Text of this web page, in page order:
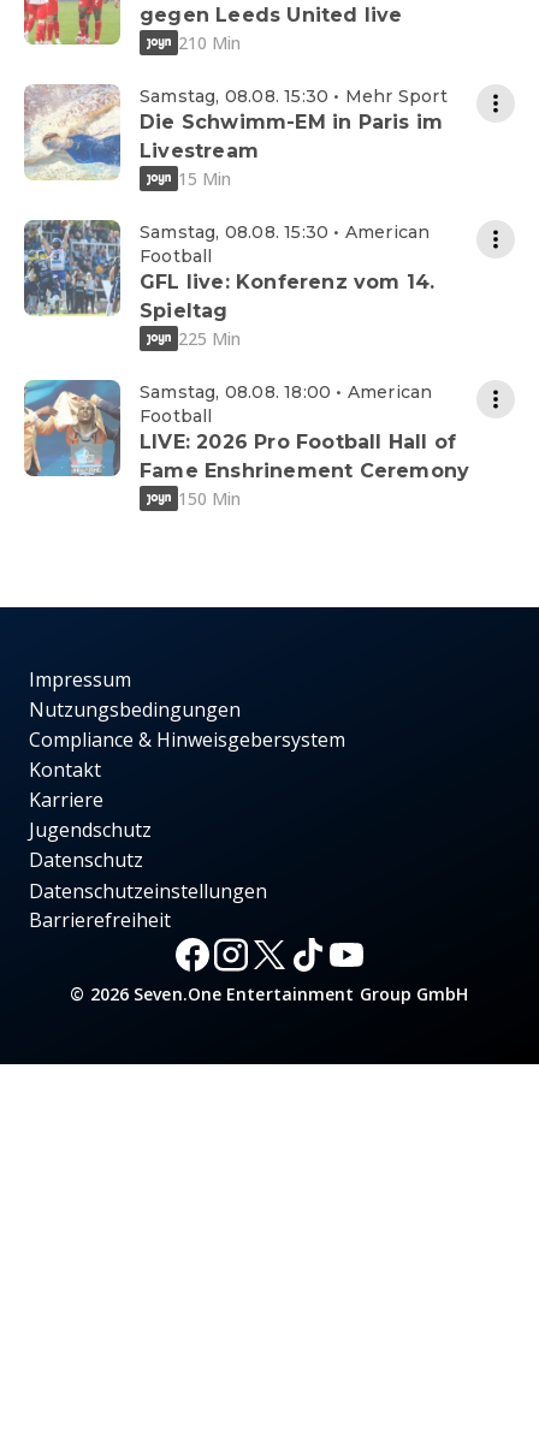
gegen Leeds United live
210 Min
Samstag, 08.08. 15:30 • Mehr Sport
Die Schwimm-EM in Paris im
Livestream
15 Min
Samstag, 08.08. 15:30 • American
Football
GFL live: Konferenz vom 14.
Spieltag
225 Min
Samstag, 08.08. 18:00 • American
Football
LIVE: 2026 Pro Football Hall of
Fame Enshrinement Ceremony
150 Min
Impressum
Nutzungsbedingungen
Compliance & Hinweisgebersystem
Kontakt
Karriere
Jugendschutz
Datenschutz
Datenschutzeinstellungen
Barrierefreiheit
© 2026 Seven.One Entertainment Group GmbH